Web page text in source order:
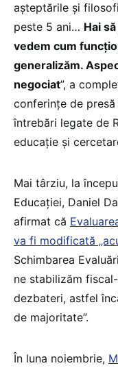
așteptările și
peste 5 ani… Hai
vedem cum
generalizăm.
negociat”, a
conferințe de
întrebări legate de
educație și
Mai târziu, la
Educației, Daniel
afirmat că
va fi modificată
Schimbarea
ne stabilizăm
dezbateri, astfel
de majoritate”.
În luna noiembrie,